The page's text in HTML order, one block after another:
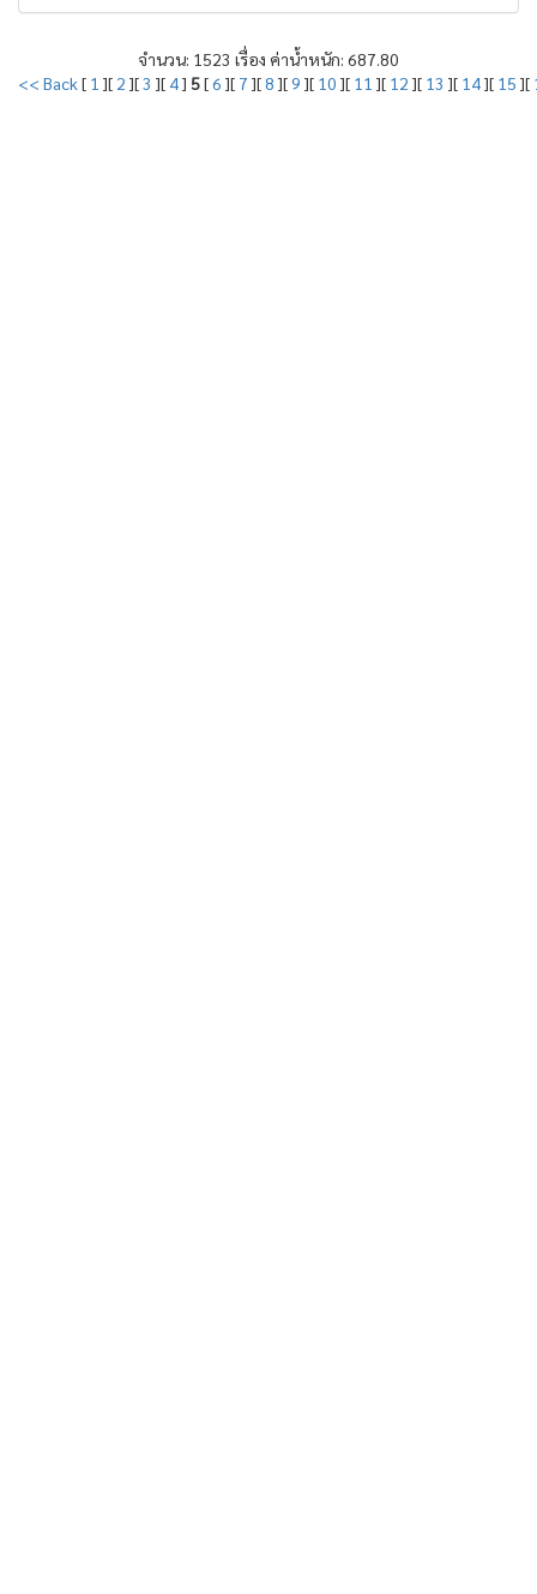
จำนวน: 1523 เรื่อง ค่าน้ำหนัก: 687.80
<< Back[ 1 ][ 2 ][3 ][ 4] 5[6 ][ 7 ][8 ][9 ][ 10 ][ 11 ][ 12 ][ 13 ][ 14][ 15 ][